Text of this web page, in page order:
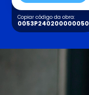
Copiar código da obra:
0053P240200000050